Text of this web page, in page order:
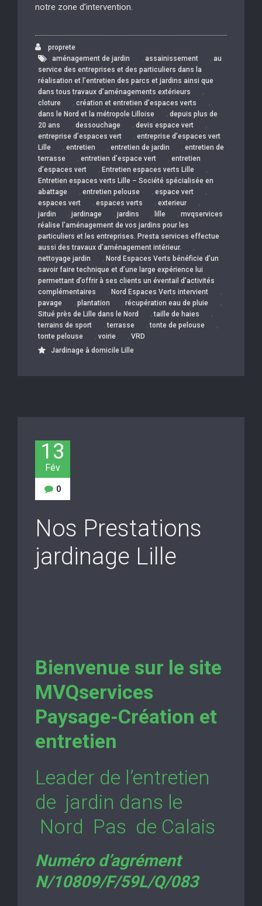
notre zone d’intervention.
proprete
aménagement de jardin
, assainissement , au
service des entreprises et des particuliers dans la
réalisation et l’entretien des parcs et jardins ainsi que
dans tous travaux d’aménagements extérieurs
,
cloture , création et entretien d’espaces verts ,
dans le Nord et la métropole Lilloise , depuis plus de
20 ans
, dessouchage , devis espace vert ,
entreprise d’espaces vert , entreprise d’espaces vert
Lille
, entretien , entretien de jardin , entretien de
terrasse
, entretien d’espace vert , entretien
d’espaces vert
, Entretien espaces verts Lille ,
Entretien espaces verts Lille – Société spécialisée en
abattage
, entretien pelouse , espace vert ,
espaces vert , espaces verts , exterieur ,
jardin , jardinage , jardins , lille , mvqservices
réalise l’aménagement de vos jardins pour les
particuliers et les entreprises. Presta services effectue
aussi des travaux d’aménagement intérieur.
,
nettoyage jardin , Nord Espaces Verts bénéficie d’un
savoir faire technique et d’une large expérience lui
permettant d’offrir à ses clients un éventail d’activités
complémentaires
, Nord Espaces Verts intervient ,
pavage , plantation , récupération eau de pluie ,
Situé près de Lille dans le Nord ,taille de haies ,
terrains de sport ,terrasse ,tonte de pelouse ,
tonte pelouse , voirie , VRD
Jardinage à domicile Lille
13
Fév
0
Nos Prestations
jardinage Lille
Bienvenue sur le site
MVQservices
Paysage-Création et
entretien
Leader de l’entretien
de jardin dans le
Nord Pas de Calais
Numéro d’agrément
N/10809/F/59L/Q/083